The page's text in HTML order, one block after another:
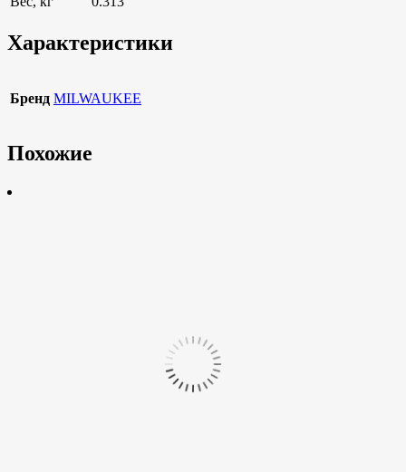
Характеристики
Бренд MILWAUKEE
Похожие